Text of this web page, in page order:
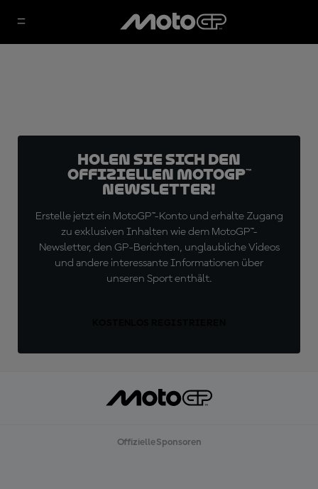
Holen Sie sich den
offiziellen MotoGP™
Newsletter!
Erstelle jetzt ein MotoGP™-Konto und erhalte Zugang
zu exklusiven Inhalten wie dem MotoGP™-
Newsletter, den GP-Berichten, unglaubliche Videos
und andere interessante Informationen über
unseren Sport enthält.
Offizielle Sponsoren